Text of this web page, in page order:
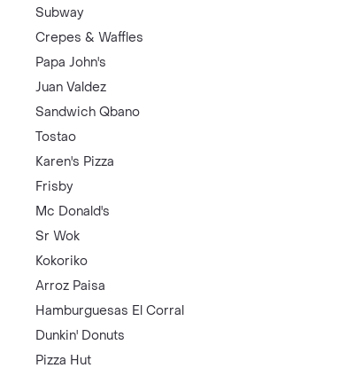
Subway
Crepes & Waffles
Papa John's
Juan Valdez
Sandwich Qbano
Tostao
Karen's Pizza
Frisby
Mc Donald's
Sr Wok
Kokoriko
Arroz Paisa
Hamburguesas El Corral
Dunkin' Donuts
Pizza Hut